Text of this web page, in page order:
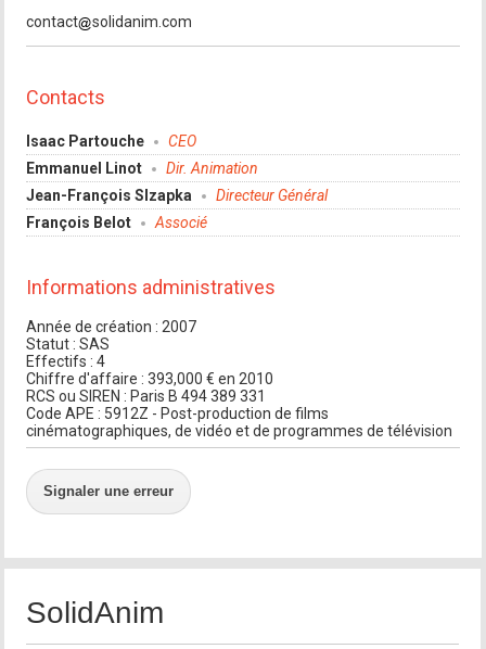
contact
solidanim.com
Contacts
Isaac Partouche
CEO
Emmanuel Linot
Dir. Animation
Jean-François Slzapka
Directeur Général
François Belot
Associé
Informations administratives
Année de création : 2007
Statut : SAS
Effectifs : 4
Chiffre d'affaire : 393,000 € en 2010
RCS ou SIREN : Paris B 494 389 331
Code APE : 5912Z - Post-production de films
cinématographiques, de vidéo et de programmes de télévision
Signaler une erreur
SolidAnim